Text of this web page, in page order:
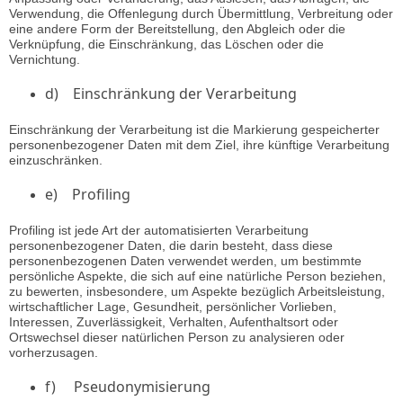
Verwendung, die Offenlegung durch Übermittlung, Verbreitung oder
eine andere Form der Bereitstellung, den Abgleich oder die
Verknüpfung, die Einschränkung, das Löschen oder die
Vernichtung.
d) Einschränkung der Verarbeitung
Einschränkung der Verarbeitung ist die Markierung gespeicherter
personenbezogener Daten mit dem Ziel, ihre künftige Verarbeitung
einzuschränken.
e) Profiling
Profiling ist jede Art der automatisierten Verarbeitung
personenbezogener Daten, die darin besteht, dass diese
personenbezogenen Daten verwendet werden, um bestimmte
persönliche Aspekte, die sich auf eine natürliche Person beziehen,
zu bewerten, insbesondere, um Aspekte bezüglich Arbeitsleistung,
wirtschaftlicher Lage, Gesundheit, persönlicher Vorlieben,
Interessen, Zuverlässigkeit, Verhalten, Aufenthaltsort oder
Ortswechsel dieser natürlichen Person zu analysieren oder
vorherzusagen.
f) Pseudonymisierung